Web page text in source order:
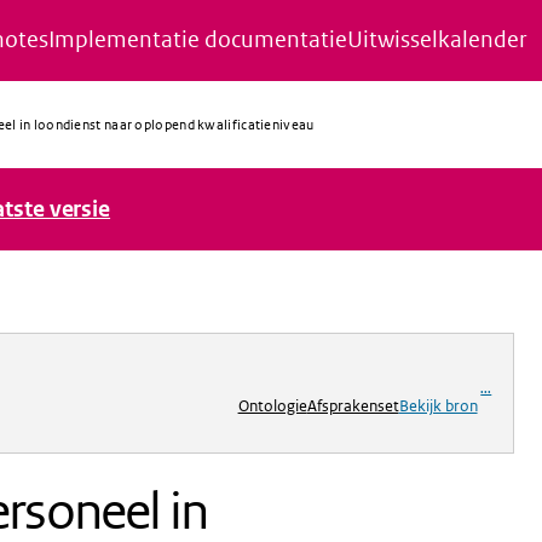
Implementatie documentatieUitwisselkalender
in loondienst naar oplopend kwalificatieniveau
versie
OntologieAfsprakensetBekijk bron
...
in